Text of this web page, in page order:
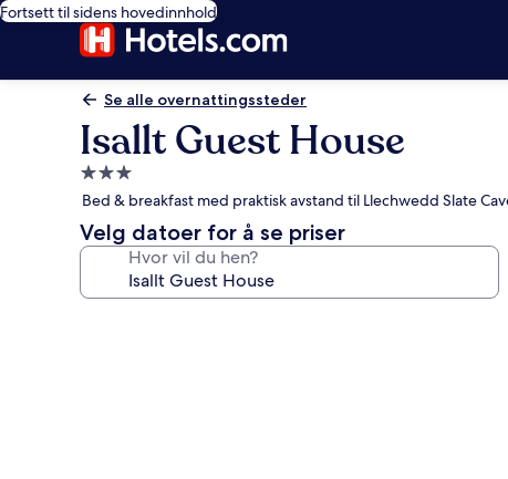
Fortsett til sidens hovedinnhold
Se alle overnattingssteder
Isallt Guest House
Overnattingssted
med
3.0
stjerner
Bed & breakfast med praktisk avstand til Llechwedd Slate
Velg datoer for å se priser
Hvor vil du hen?